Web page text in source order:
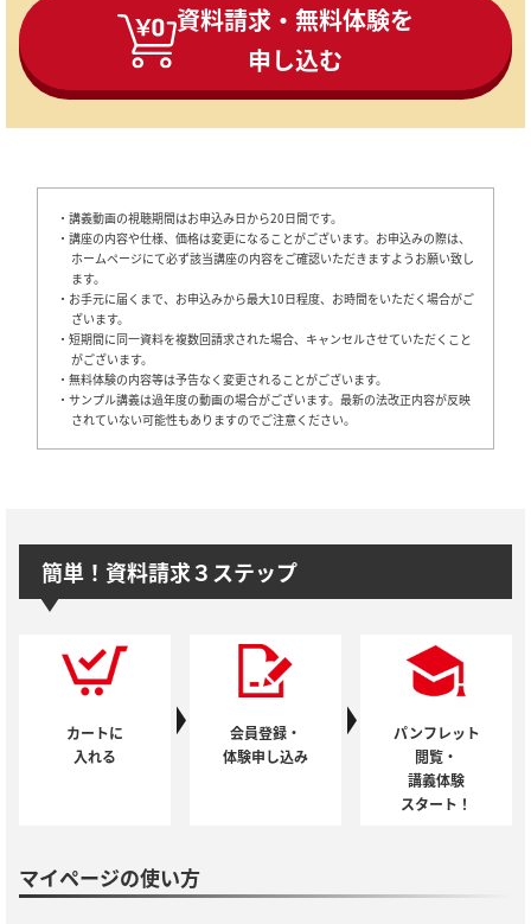
資料請求・無料体験を
申し込む
・講義動画の視聴期間はお申込み日から20日間です。
・講座の内容や仕様、価格は変更になることがございます。お申込みの際は、
ホームページにて必ず該当講座の内容をご確認いただきますようお願い致し
ます。
・お手元に届くまで、お申込みから最大10日程度、お時間をいただく場合がご
ざいます。
・短期間に同一資料を複数回請求された場合、キャンセルさせていただくこと
がございます。
・無料体験の内容等は予告なく変更されることがございます。
・サンプル講義は過年度の動画の場合がございます。最新の法改正内容が反映
されていない可能性もありますのでご注意ください。
簡単！資料請求３ステップ
カートに
入れる
会員登録・
体験申し込み
パンフレット
閲覧・
講義体験
スタート！
マイページの使い方